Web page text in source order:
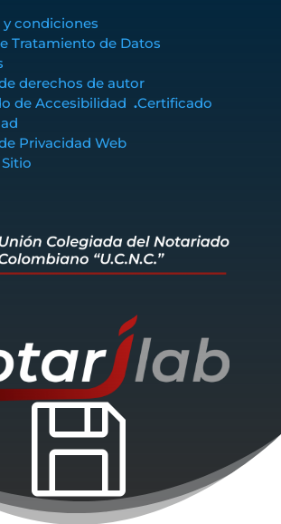
y condiciones
Tratamiento de Datos
derechos de autor
de Accesibilidad .Certificado
Privacidad Web
